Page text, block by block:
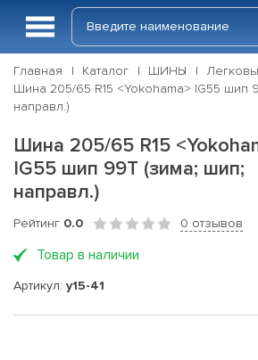
Главная Каталог ШИНЫ
Шина 205/65 R15 <Yokohama> IG55 шип
направл.)
Шина 205/65 R15
IG55 шип 99T (зима; шип;
направл.)
Рейтинг 0.0 0 отзывов
Товар в наличии
Артикул: y15-41